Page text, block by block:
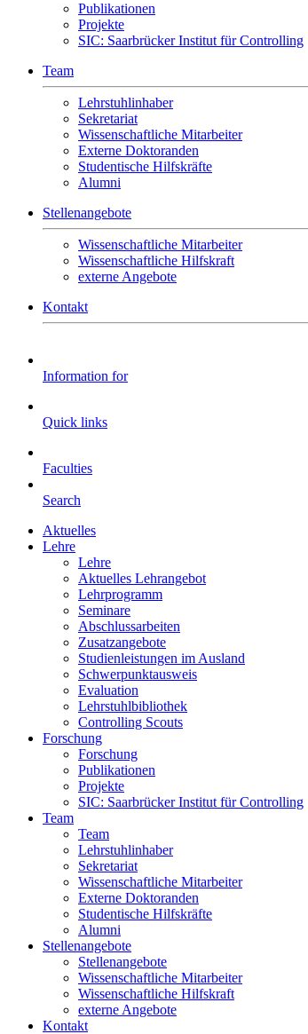
Publikationen
Projekte
SIC: Saarbrücker Institut für Controlling
Team
Lehrstuhlinhaber
Sekretariat
Wissenschaftliche Mitarbeiter
Externe Doktoranden
Studentische Hilfskräfte
Alumni
Stellenangebote
Wissenschaftliche Mitarbeiter
Wissenschaftliche Hilfskraft
externe Angebote
Kontakt
Information for
Quick links
Faculties
Search
Aktuelles
Lehre
Lehre
Aktuelles Lehrangebot
Lehrprogramm
Seminare
Abschlussarbeiten
Zusatzangebote
Studienleistungen im Ausland
Schwerpunktausweis
Evaluation
Lehrstuhlbibliothek
Controlling Scouts
Forschung
Forschung
Publikationen
Projekte
SIC: Saarbrücker Institut für Controlling
Team
Team
Lehrstuhlinhaber
Sekretariat
Wissenschaftliche Mitarbeiter
Externe Doktoranden
Studentische Hilfskräfte
Alumni
Stellenangebote
Stellenangebote
Wissenschaftliche Mitarbeiter
Wissenschaftliche Hilfskraft
externe Angebote
Kontakt